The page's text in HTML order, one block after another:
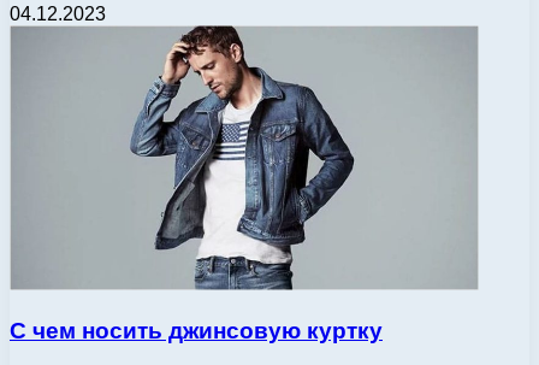
04.12.2023
С чем носить джинсовую куртку